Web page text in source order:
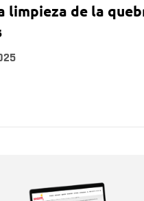
limpieza de la